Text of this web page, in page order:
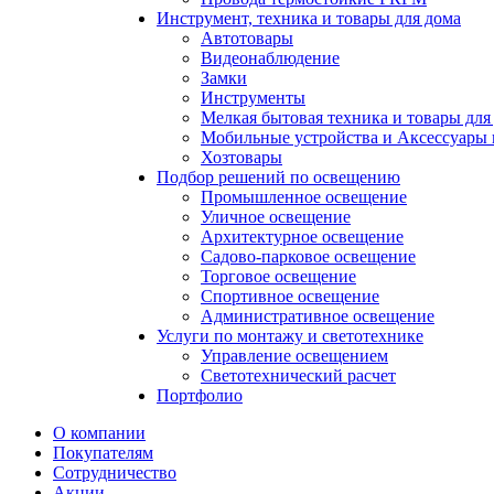
Инструмент, техника и товары для дома
Автотовары
Видеонаблюдение
Замки
Инструменты
Мелкая бытовая техника и товары для
Мобильные устройства и Аксессуары
Хозтовары
Подбор решений по освещению
Промышленное освещение
Уличное освещение
Архитектурное освещение
Садово-парковое освещение
Торговое освещение
Спортивное освещение
Административное освещение
Услуги по монтажу и светотехнике
Управление освещением
Светотехнический расчет
Портфолио
О компании
Покупателям
Сотрудничество